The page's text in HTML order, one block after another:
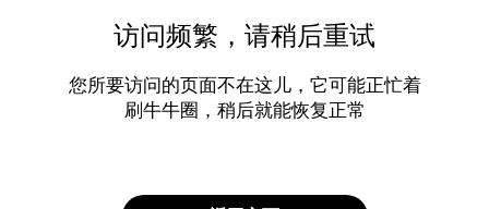
访问频繁，请稍后重试
您所要访问的页面不在这儿，它可能正忙着
刷牛牛圈，稍后就能恢复正常